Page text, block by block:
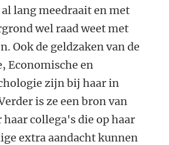
lang meedraait en met
wel raad weet met
Ook de geldzaken van de
Economische en
zijn bij haar in
is ze een bron van
collega's die op haar
extra aandacht kunnen